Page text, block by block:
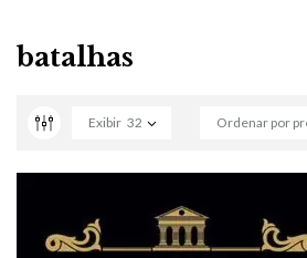
batalhas
Ordenar por
Exibir 32